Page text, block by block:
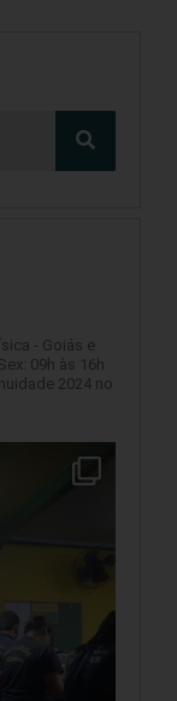
- Goiás e
09h às 16h
2024 no